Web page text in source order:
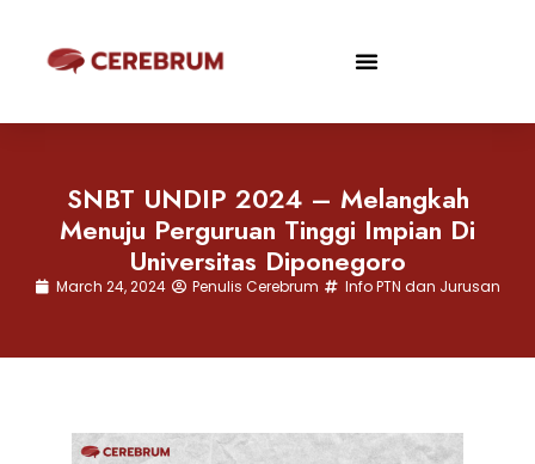
SNBT UNDIP 2024 – Melangkah
Menuju Perguruan Tinggi Impian Di
Universitas Diponegoro
March 24, 2024 Penulis Cerebrum Info PTN dan Jurusan